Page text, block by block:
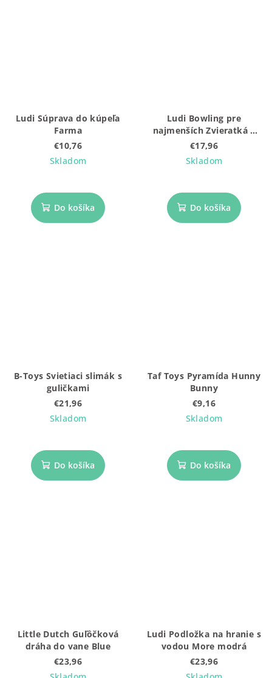
Ludi Súprava do kúpeľa
Farma
€10,76
Skladom
Do košíka
Ludi Bowling pre
najmenších Zvieratká s
číslami
€17,96
Skladom
Do košíka
B-Toys Svietiaci slimák s
guličkami
€21,96
Skladom
Do košíka
Taf Toys Pyramída Hunny
Bunny
€9,16
Skladom
Do košíka
Little Dutch Guľôčková
dráha do vane Blue
€23,96
Ludi Podložka na hranie s
vodou More modrá
€23,96